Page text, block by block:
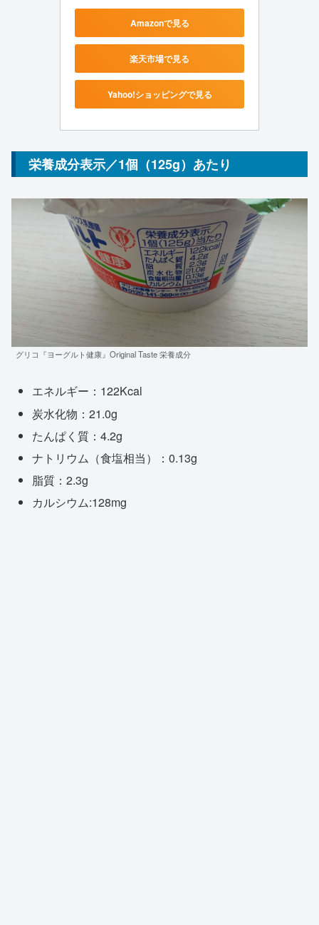
Amazonで見る
楽天市場で見る
Yahoo!ショッピングで見る
栄養成分表示／1個（125g）あたり
グリコ『ヨーグルト健康』Original Taste 栄養成分
エネルギー：122Kcal
炭水化物：21.0g
たんぱく質：4.2g
ナトリウム（食塩相当）：0.13g
脂質：2.3g
カルシウム:128mg